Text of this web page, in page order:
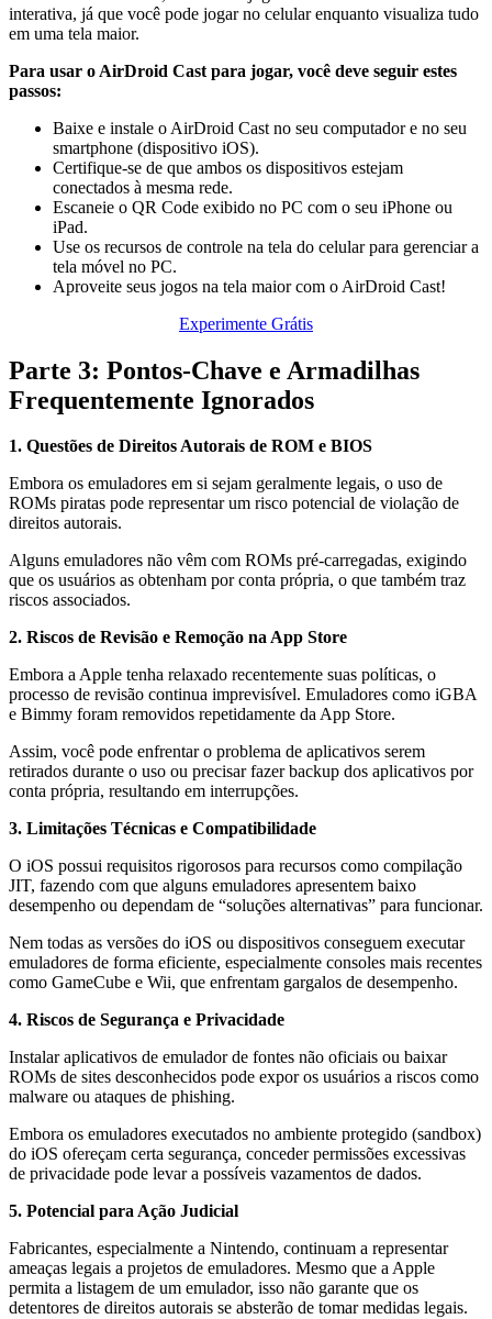
interativa, já que você pode jogar no celular enquanto visualiza tudo
em uma tela maior.
Para usar o AirDroid Cast para jogar, você deve seguir estes
passos:
Baixe e instale o AirDroid Cast no seu computador e no seu
smartphone (dispositivo iOS).
Certifique-se de que ambos os dispositivos estejam
conectados à mesma rede.
Escaneie o QR Code exibido no PC com o seu iPhone ou
iPad.
Use os recursos de controle na tela do celular para gerenciar a
tela móvel no PC.
Aproveite seus jogos na tela maior com o AirDroid Cast!
Experimente Grátis
Parte 3: Pontos-Chave e Armadilhas
Frequentemente Ignorados
1. Questões de Direitos Autorais de ROM e BIOS
Embora os emuladores em si sejam geralmente legais, o uso de
ROMs piratas pode representar um risco potencial de violação de
direitos autorais.
Alguns emuladores não vêm com ROMs pré-carregadas, exigindo
que os usuários as obtenham por conta própria, o que também traz
riscos associados.
2. Riscos de Revisão e Remoção na App Store
Embora a Apple tenha relaxado recentemente suas políticas, o
processo de revisão continua imprevisível. Emuladores como iGBA
e Bimmy foram removidos repetidamente da App Store.
Assim, você pode enfrentar o problema de aplicativos serem
retirados durante o uso ou precisar fazer backup dos aplicativos por
conta própria, resultando em interrupções.
3. Limitações Técnicas e Compatibilidade
O iOS possui requisitos rigorosos para recursos como compilação
JIT, fazendo com que alguns emuladores apresentem baixo
desempenho ou dependam de “soluções alternativas” para funcionar.
Nem todas as versões do iOS ou dispositivos conseguem executar
emuladores de forma eficiente, especialmente consoles mais recentes
como GameCube e Wii, que enfrentam gargalos de desempenho.
4. Riscos de Segurança e Privacidade
Instalar aplicativos de emulador de fontes não oficiais ou baixar
ROMs de sites desconhecidos pode expor os usuários a riscos como
malware ou ataques de phishing.
Embora os emuladores executados no ambiente protegido (sandbox)
do iOS ofereçam certa segurança, conceder permissões excessivas
de privacidade pode levar a possíveis vazamentos de dados.
5. Potencial para Ação Judicial
Fabricantes, especialmente a Nintendo, continuam a representar
ameaças legais a projetos de emuladores. Mesmo que a Apple
permita a listagem de um emulador, isso não garante que os
detentores de direitos autorais se absterão de tomar medidas legais.